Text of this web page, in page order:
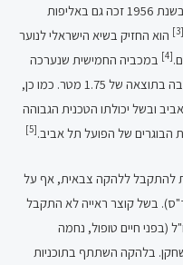
לנוער בהדיפת כדור ברזל ובקפיצה לגובה ובשנת 1956 זכה גם באליפות
[3]
הוא החזיק בשיא הישראלי לנוער
[4]
במכביה החמישית שנערכה
בשנת 1957 זכה במדליית ארד בקפיצה לגובה בתוצאה של 1.75 מטר. כמו כן,
ובשל יכולתו הטכנית הגבוהה
[5]
להתקבל ללהקה צבאית, אף על
בשל קוצר ראייה לא התקבל
(בפני חיים טופול, נחמה
בלהקה השתתף בתוכניות